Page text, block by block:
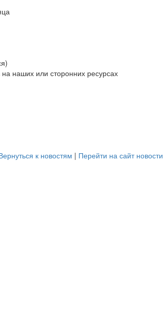
наших или сторонних ресурсах
к новостям | Перейти на сайт новости